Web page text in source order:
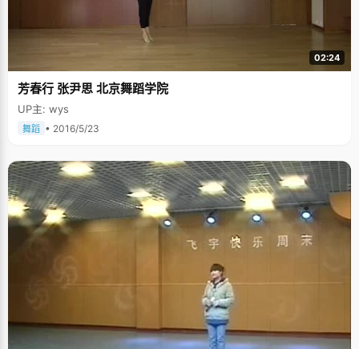
02:24
芳春行 张尹思 北京舞蹈学院
UP主: wys
舞蹈 • 2016/5/23